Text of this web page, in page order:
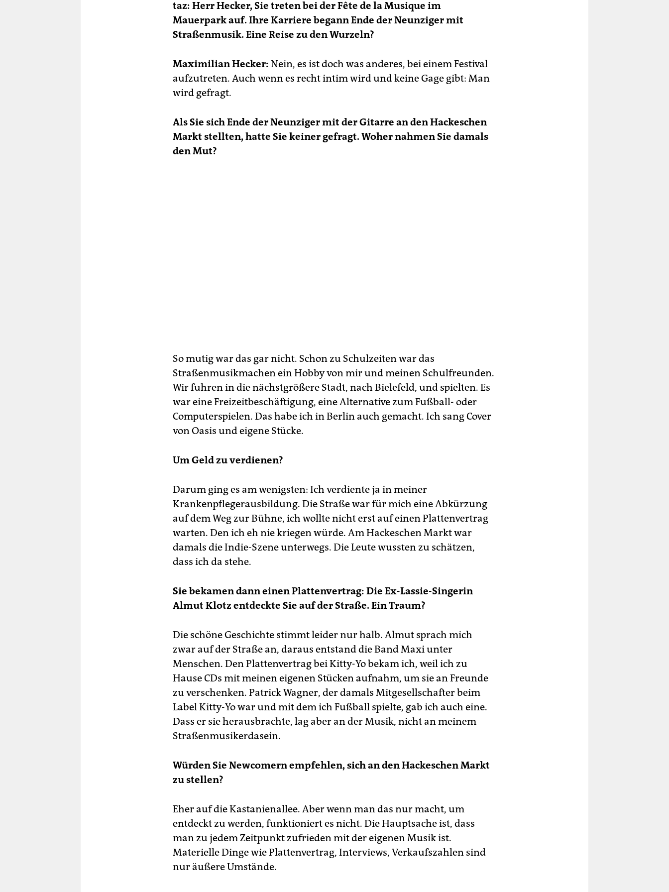
taz: Herr Hecker, Sie treten bei der Fête de la Musique im
Mauerpark auf. Ihre Karriere begann Ende der Neunziger mit
Straßenmusik. Eine Reise zu den Wurzeln?
Maximilian Hecker: Nein, es ist doch was anderes, bei einem Festival
aufzutreten. Auch wenn es recht intim wird und keine Gage gibt: Man
wird gefragt.
Als Sie sich Ende der Neunziger mit der Gitarre an den Hackeschen
Markt stellten, hatte Sie keiner gefragt. Woher nahmen Sie damals
den Mut?
So mutig war das gar nicht. Schon zu Schulzeiten war das
Straßenmusikmachen ein Hobby von mir und meinen Schulfreunden.
Wir fuhren in die nächstgrößere Stadt, nach Bielefeld, und spielten. Es
war eine Freizeitbeschäftigung, eine Alternative zum Fußball- oder
Computerspielen. Das habe ich in Berlin auch gemacht. Ich sang Cover
von Oasis und eigene Stücke.
Um Geld zu verdienen?
Darum ging es am wenigsten: Ich verdiente ja in meiner
Krankenpflegerausbildung. Die Straße war für mich eine Abkürzung
auf dem Weg zur Bühne, ich wollte nicht erst auf einen Plattenvertrag
warten. Den ich eh nie kriegen würde. Am Hackeschen Markt war
damals die Indie-Szene unterwegs. Die Leute wussten zu schätzen,
dass ich da stehe.
Sie bekamen dann einen Plattenvertrag: Die Ex-Lassie-Singerin
Almut Klotz entdeckte Sie auf der Straße. Ein Traum?
Die schöne Geschichte stimmt leider nur halb. Almut sprach mich
zwar auf der Straße an, daraus entstand die Band Maxi unter
Menschen. Den Plattenvertrag bei Kitty-Yo bekam ich, weil ich zu
Hause CDs mit meinen eigenen Stücken aufnahm, um sie an Freunde
zu verschenken. Patrick Wagner, der damals Mitgesellschafter beim
Label Kitty-Yo war und mit dem ich Fußball spielte, gab ich auch eine.
Dass er sie herausbrachte, lag aber an der Musik, nicht an meinem
Straßenmusikerdasein.
Würden Sie Newcomern empfehlen, sich an den Hackeschen Markt
zu stellen?
Eher auf die Kastanienallee. Aber wenn man das nur macht, um
entdeckt zu werden, funktioniert es nicht. Die Hauptsache ist, dass
man zu jedem Zeitpunkt zufrieden mit der eigenen Musik ist.
Materielle Dinge wie Plattenvertrag, Interviews, Verkaufszahlen sind
nur äußere Umstände.